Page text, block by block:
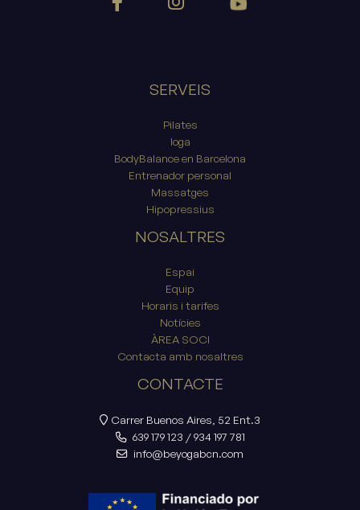
SERVEIS
Pilates
Ioga
BodyBalance en Barcelona
Entrenador personal
Massatges
Hipopressius
NOSALTRES
Espai
Equip
Horaris i tarifes
Notícies
ÀREA SOCI
Contacta amb nosaltres
CONTACTE
Carrer Buenos Aires, 52 Ent.3
639 179 123 /934 197 781
info@beyogabcn.com